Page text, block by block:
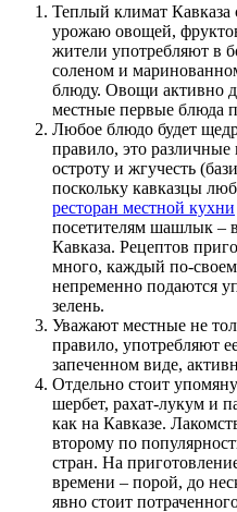
Теплый климат Кавказа
урожаю овощей,
жители употребляют в
соленом и
блюду. Овощи активно
местные первые блюда
Любое блюдо будет
правило, это
остроту и жгучесть
поскольку кавказцы
ресторан местной кухни
посетителям шашлык –
Кавказа. Рецептов
много, каждый по-
непременно подаются
зелень.
Уважают местные не
правило, употребляют
запеченном виде,
Отдельно стоит
шербет, рахат-лукум и
как на Кавказе.
второму по
стран. На
времени – порой, до
явно стоит